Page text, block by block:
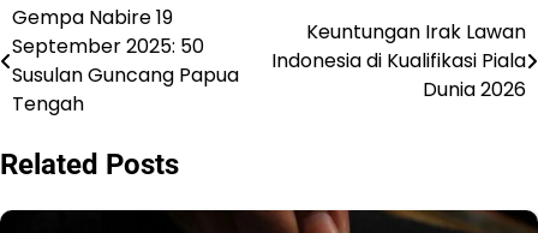
Navigasi
pos
Gempa Nabire 19
September 2025: 50
Susulan Guncang Papua
Tengah
Keuntungan Irak Lawan
Indonesia di Kualifikasi Piala
Dunia 2026
Related Posts